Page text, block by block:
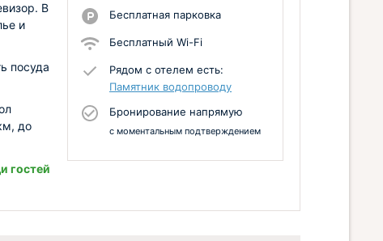
Бесплатная парковка
Бесплатный Wi-Fi
Рядом с отелем есть:
Памятник водопроводу
Бронирование напрямую
с моментальным подтверждением
В
и
посуда
до
гостей